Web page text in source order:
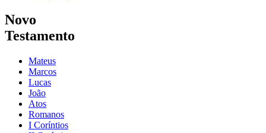
Novo
Testamento
Mateus
Marcos
Lucas
João
Atos
Romanos
I Coríntios